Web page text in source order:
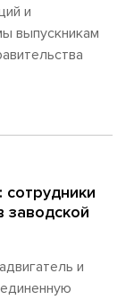
и
выпускникам
заводской
и